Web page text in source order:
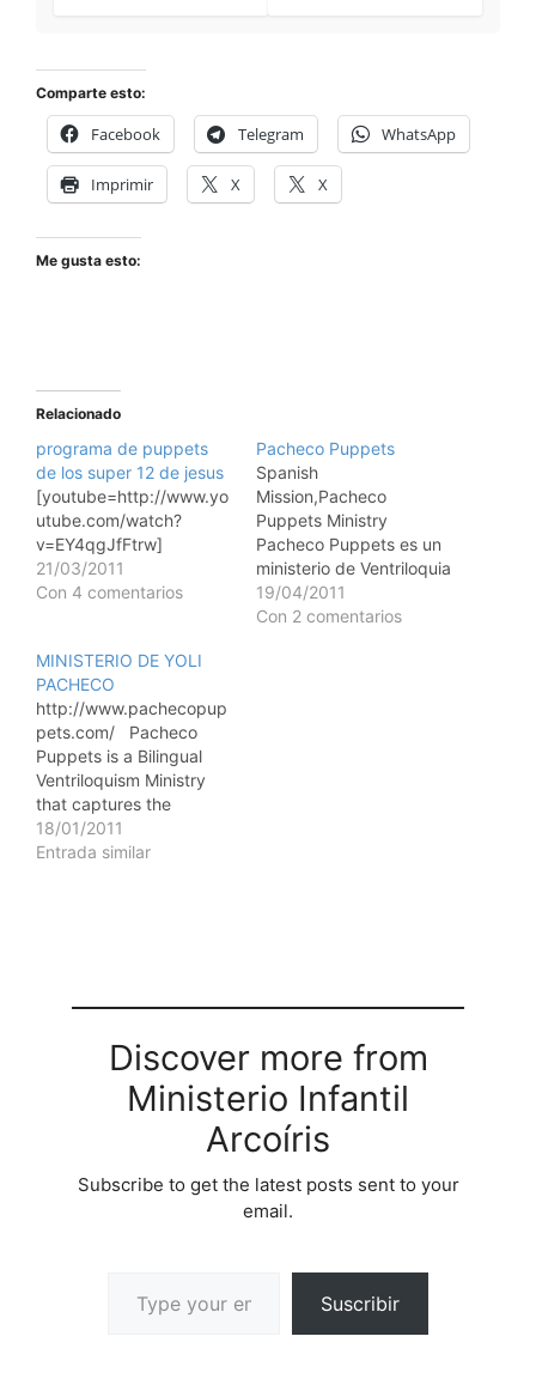
Comparte esto:
Facebook Telegram WhatsApp
Imprimir X X
Me gusta esto:
Relacionado
programa de puppets
de los super 12 de jesus
[youtube=http://www.yo
utube.com/watch?
v=EY4qgJfFtrw]
21/03/2011
Con 4 comentarios
Pacheco Puppets
Spanish
Mission,Pacheco
Puppets Ministry
Pacheco Puppets es un
ministerio de Ventriloquia
y puppetry, es una
manera muy cmica y
19/04/2011
Con 2 comentarios
MINISTERIO DE YOLI
PACHECO
http://www.pachecopup
pets.com/ Pacheco
Puppets is a Bilingual
Ventriloquism Ministry
that captures the
attention ofchildren and
adults by
and life changing
message. Pacheco
Puppets es un
ministerioBilingede
18/01/2011
Entrada similar
Discover more from
Ministerio Infantil
Arcoíris
Subscribe to get the latest posts sent to your
email.
Suscribir